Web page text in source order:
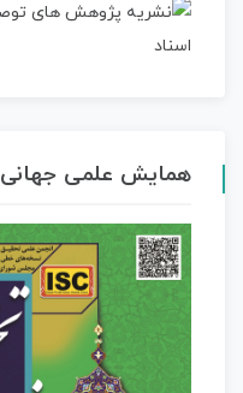
همایش علمی جهانی 1405